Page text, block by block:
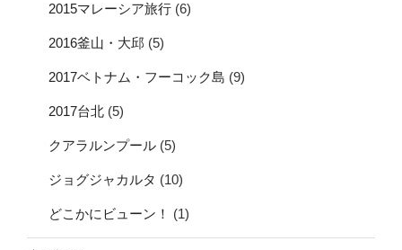
2015マレーシア旅行 (6)
2016釜山・大邱 (5)
2017ベトナム・フーコック島 (9)
2017台北 (5)
クアラルンプール (5)
ジョグジャカルタ (10)
どこかにビューン！ (1)